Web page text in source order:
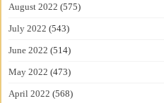
August 2022 (575)
July 2022 (543)
June 2022 (514)
May 2022 (473)
April 2022 (568)